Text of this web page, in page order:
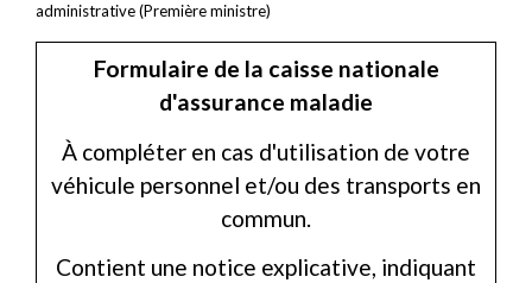
administrative (Première ministre)
Formulaire de la caisse nationale
d'assurance maladie
À compléter en cas d'utilisation de votre
véhicule personnel et/ou des transports en
commun.
Contient une notice explicative, indiquant